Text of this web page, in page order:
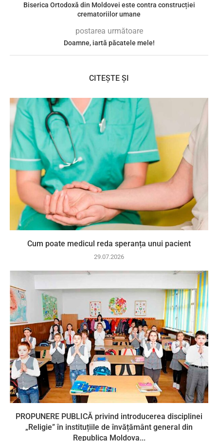
Biserica Ortodoxă din Moldovei este contra construcției
crematoriilor umane
postarea următoare
Doamne, iartă păcatele mele!
CITEȘTE ȘI
Cum poate medicul reda speranța unui pacient
29.07.2026
PROPUNERE PUBLICĂ privind introducerea disciplinei
„Religie” în instituțiile de învățământ general din
Republica Moldova...